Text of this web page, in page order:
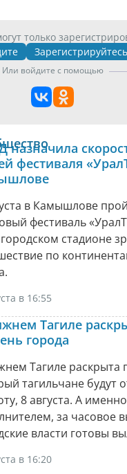
только
Зарегистрируйтесь
Или войдите с помощью
назначила
фестиваля
в Камышлове
фестиваль
стадионе
по
в 16:55
Тагиле
города
Тагиле раскрыта
тагильчане будут
8 августа. А
за часовое
власти готовы
в 16:20